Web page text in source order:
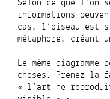
informations
cas, l’oiseau est
métaphore, créant
Le même
choses. Prenez la
« l’art ne